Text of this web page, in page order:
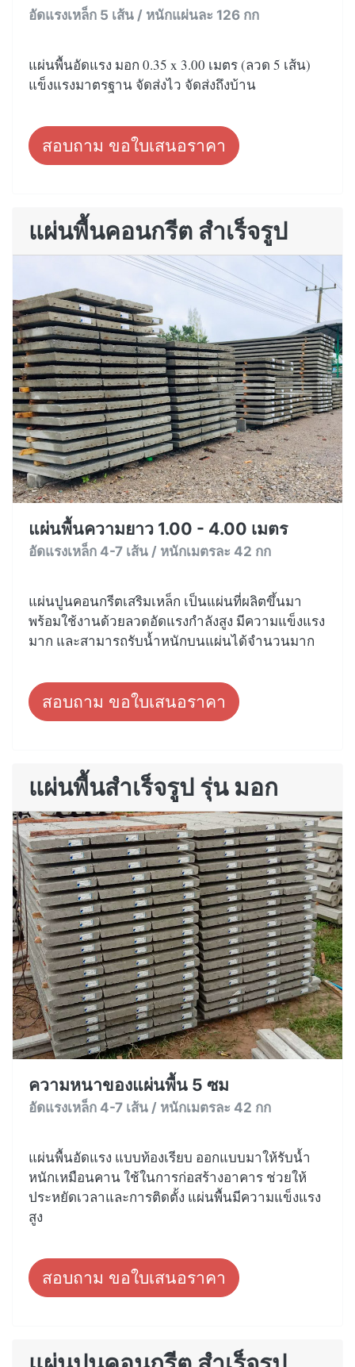
อัดแรงเหล็ก 5 เส้น / หนักแผ่นละ 126 กก
แผ่นพื้นอัดแรง มอก 0.35 x 3.00 เมตร (ลวด 5 เส้น)
แข็งแรงมาตรฐาน จัดส่งไว จัดส่งถึงบ้าน
สอบถาม ขอใบเสนอราคา
แผ่นพื้นคอนกรีต สำเร็จรูป
แผ่นพื้นความยาว 1.00 - 4.00 เมตร
อัดแรงเหล็ก 4-7 เส้น / หนักเมตรละ 42 กก
แผ่นปูนคอนกรีตเสริมเหล็ก เป็นแผ่นที่ผลิตขึ้นมา
พร้อมใช้งานด้วยลวดอัดแรงกำลังสูง มีความแข็งแรง
มาก และสามารถรับน้ำหนักบนแผ่นได้จำนวนมาก
สอบถาม ขอใบเสนอราคา
แผ่นพื้นสำเร็จรูป รุ่น มอก
ความหนาของแผ่นพื้น 5 ซม
อัดแรงเหล็ก 4-7 เส้น / หนักเมตรละ 42 กก
แผ่นพื้นอัดแรง แบบท้องเรียบ ออกแบบมาให้รับน้ำ
หนักเหมือนคาน ใช้ในการก่อสร้างอาคาร ช่วยให้
ประหยัดเวลาและการติดตั้ง แผ่นพื้นมีความแข็งแรง
สูง
สอบถาม ขอใบเสนอราคา